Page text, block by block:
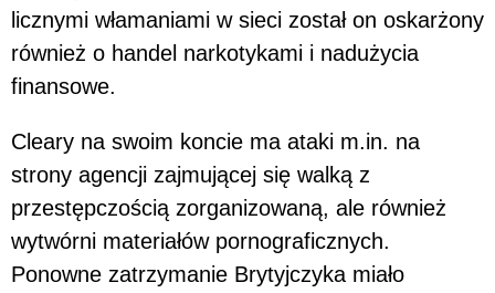
licznymi włamaniami w sieci został on oskarżony
również o handel narkotykami i nadużycia
finansowe.
Cleary na swoim koncie ma ataki m.in. na
strony agencji zajmującej się walką z
przestępczością zorganizowaną, ale również
wytwórni materiałów pornograficznych.
Ponowne zatrzymanie Brytyjczyka miało